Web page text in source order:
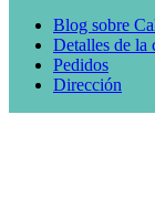
Blog sobre
Detalles de la
Pedidos
Dirección